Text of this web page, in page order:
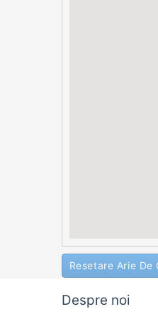
Resetare Arie De
Despre noi